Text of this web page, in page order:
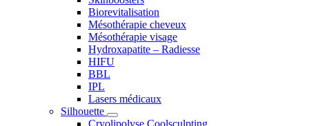
Biorevitalisation
Mésothérapie cheveux
Mésothérapie visage
Hydroxapatite – Radiesse
HIFU
BBL
IPL
Lasers médicaux
Silhouette
Cryolipolyse Coolsculpting